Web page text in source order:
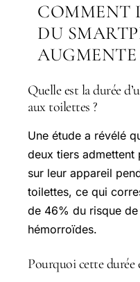
COMMENT
DU
AUGMENTE
Quelle est la durée
aux toilettes ?
Une étude a révélé
deux tiers admettent
sur leur appareil
toilettes, ce qui
de 46% du risque
hémorroïdes.
Pourquoi cette durée